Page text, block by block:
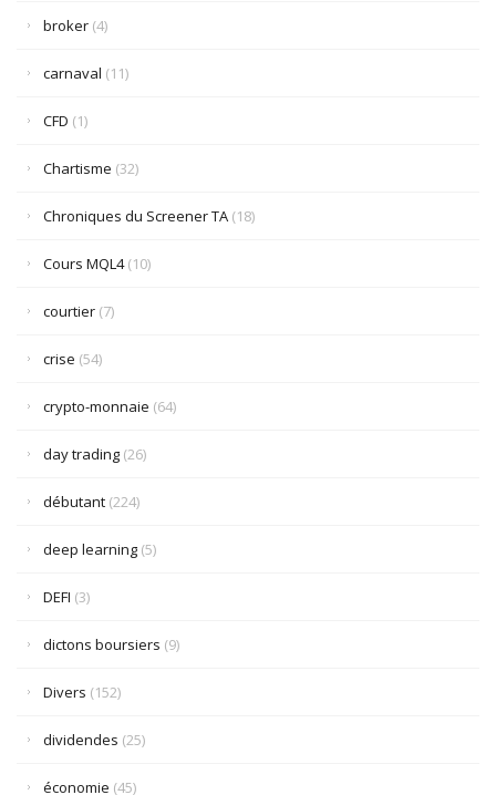
broker (4)
carnaval (11)
CFD (1)
Chartisme (32)
Chroniques du Screener TA (18)
Cours MQL4(10)
courtier (7)
crise (54)
crypto-monnaie (64)
day trading (26)
débutant (224)
deep learning (5)
DEFI (3)
dictons boursiers (9)
Divers (152)
dividendes (25)
économie (45)